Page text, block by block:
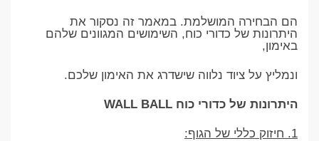
הם הבחירה המושלמת. במאמר זה נסקור את
היתרונות של כדורי כוח, השימושים המגוונים שלהם
באימון,
ונמליץ על ציוד נלווה שישדרג את האימון שלכם.
היתרונות של כדורי כוח WALL BALL
1. חיזוק כללי של הגוף: